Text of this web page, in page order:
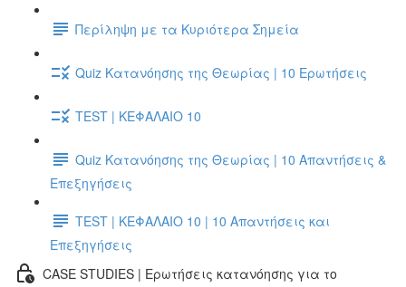
Περίληψη με τα Κυριότερα Σημεία
Quiz Κατανόησης της Θεωρίας | 10 Ερωτήσεις
TEST | ΚΕΦΑΛΑΙΟ 10
Quiz Κατανόησης της Θεωρίας | 10 Απαντήσεις &
Επεξηγήσεις
TEST | ΚΕΦΑΛΑΙΟ 10 | 10 Απαντήσεις και
Επεξηγήσεις
CASE STUDIES | Ερωτήσεις κατανόησης για το